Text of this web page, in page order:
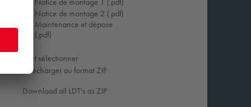
Notice de montage 1 (.pdf)
Notice de montage 2 (.pdf)
Maintenance et dépose
(.pdf)
Tout sélectionner
Télécharger au format ZIP
Download all LDT's as ZIP